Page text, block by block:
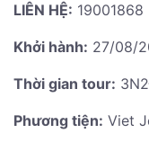
LIÊN HỆ: 19001868
Khởi hành: 27/08/
Thời gian tour:
Phương tiện: Viet